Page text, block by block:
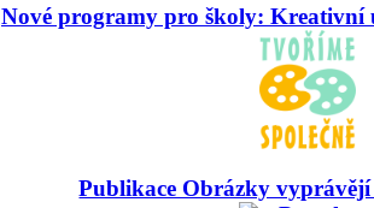
Nové programy pro školy: Kreativní
Publikace Obrázky